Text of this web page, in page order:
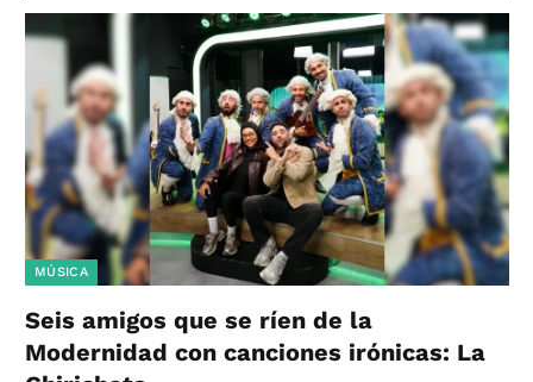
MÚSICA
Seis amigos que se ríen de la
Modernidad con canciones irónicas: La